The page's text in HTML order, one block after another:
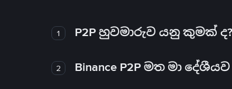
1 P2P හුවමාරුව යනු කුමක් ද?
2 Binance P2P මත මා